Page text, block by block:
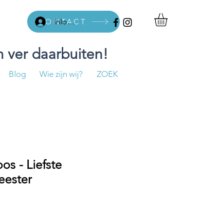
Inloggen
CONTACT
ver daarbuiten!
Blog Wie zijn wij? ZOEK
- Liefste